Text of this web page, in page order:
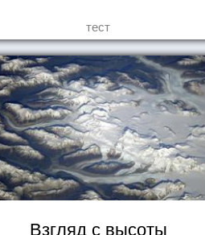
тест
Взгляд с высоты